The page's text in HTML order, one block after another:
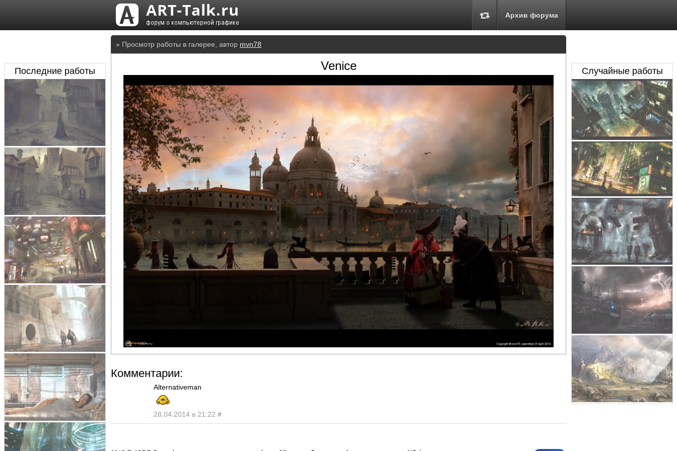
Архив форума
» Просмотр работы в галерее, автор mvn78
Venice
Комментарии:
Alternativeman
28.04.2014 в 21:22 #
Последние работы Случайные работы